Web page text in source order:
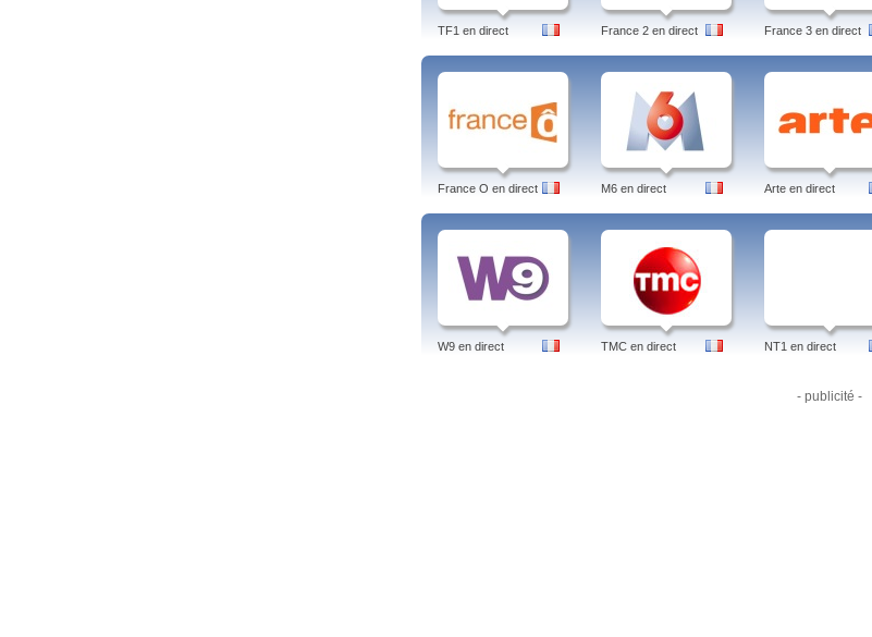
TF1 en direct France 2 en direct France 3 en direct
France O en direct M6 en direct Arte en direct
W9 en direct TMC en direct NT1 en direct
- publicité -